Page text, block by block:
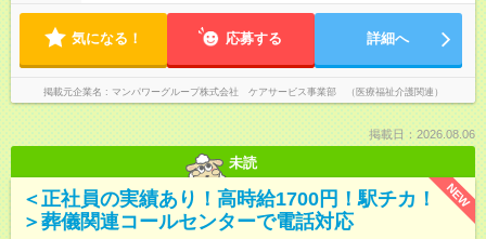
気になる！ 応募する 詳細へ
掲載元企業名 マンパワーグループ株式会社 ケアサービス事業部 （医療福祉介護関連）
掲載日：2026.08.06
未読
NEW
＜正社員の実績あり！高時給1700円！駅チカ！
＞葬儀関連コールセンターで電話対応